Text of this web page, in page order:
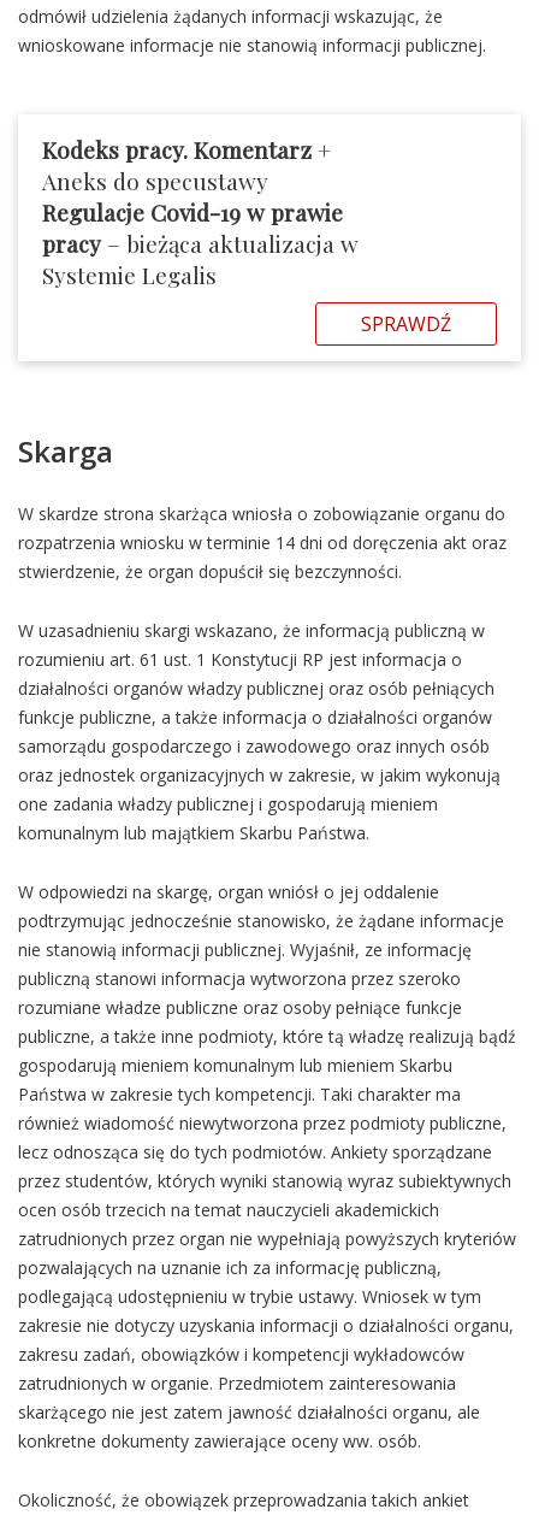
odmówił udzielenia żądanych informacji wskazując, że
wnioskowane informacje nie stanowią informacji publicznej.
Kodeks pracy. Komentarz+
Aneks do specustawy
Regulacje Covid-19 w prawie
pracy– bieżąca aktualizacja w
Systemie Legalis
SPRAWDŹ
Skarga
W skardze strona skarżąca wniosła o zobowiązanie organu do
rozpatrzenia wniosku w terminie 14 dni od doręczenia akt oraz
stwierdzenie, że organ dopuścił się bezczynności.
W uzasadnieniu skargi wskazano, że informacją publiczną w
rozumieniu art. 61 ust. 1 Konstytucji RP jest informacja o
działalności organów władzy publicznej oraz osób pełniących
funkcje publiczne, a także informacja o działalności organów
samorządu gospodarczego i zawodowego oraz innych osób
oraz jednostek organizacyjnych w zakresie, w jakim wykonują
one zadania władzy publicznej i gospodarują mieniem
komunalnym lub majątkiem Skarbu Państwa.
W odpowiedzi na skargę, organ wniósł o jej oddalenie
podtrzymując jednocześnie stanowisko, że żądane informacje
nie stanowią informacji publicznej. Wyjaśnił, ze informację
publiczną stanowi informacja wytworzona przez szeroko
rozumiane władze publiczne oraz osoby pełniące funkcje
publiczne, a także inne podmioty, które tą władzę realizują bądź
gospodarują mieniem komunalnym lub mieniem Skarbu
Państwa w zakresie tych kompetencji. Taki charakter ma
również wiadomość niewytworzona przez podmioty publiczne,
lecz odnosząca się do tych podmiotów. Ankiety sporządzane
przez studentów, których wyniki stanowią wyraz subiektywnych
ocen osób trzecich na temat nauczycieli akademickich
zatrudnionych przez organ nie wypełniają powyższych kryteriów
pozwalających na uznanie ich za informację publiczną,
podlegającą udostępnieniu w trybie ustawy. Wniosek w tym
zakresie nie dotyczy uzyskania informacji o działalności organu,
zakresu zadań, obowiązków i kompetencji wykładowców
zatrudnionych w organie. Przedmiotem zainteresowania
skarżącego nie jest zatem jawność działalności organu, ale
konkretne dokumenty zawierające oceny ww. osób.
Okoliczność, że obowiązek przeprowadzania takich ankiet